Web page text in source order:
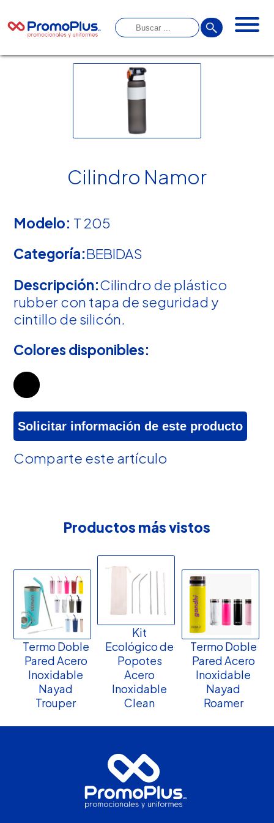
Cilindro Namor
Modelo: T 205
Categoría:BEBIDAS
Descripción:Cilindro de plástico
rubber con tapa de seguridad y
cintillo de silicón.
Colores disponibles:
Solicitar información de este producto
Comparte este artículo
Productos más vistos
Termo Doble
Pared Acero
Inoxidable
Nayad
Trouper
Kit
Ecológico de
Popotes
Acero
Inoxidable
Clean
Termo Doble
Pared Acero
Inoxidable
Nayad
Roamer